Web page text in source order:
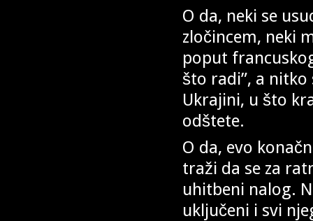
O da, neki se
zločincem, neki
poput
što radi”, a nitko
Ukrajini, u što
odštete.
O da, evo
traži da se za
uhitbeni nalog.
uključeni i svi